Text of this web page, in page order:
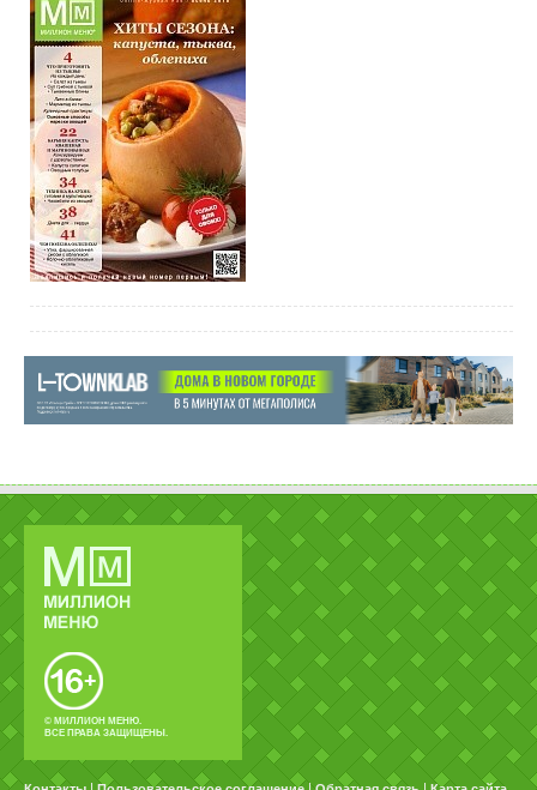
© МИЛЛИОН МЕНЮ.
ВСЕ ПРАВА ЗАЩИЩЕНЫ.